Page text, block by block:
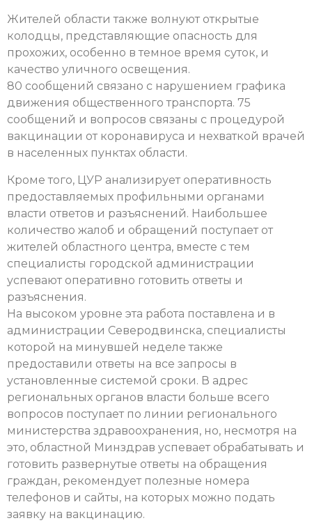
Жителей области также волнуют открытые
колодцы, представляющие опасность для
прохожих, особенно в темное время суток, и
качество уличного освещения.
80 сообщений связано с нарушением графика
движения общественного транспорта. 75
сообщений и вопросов связаны с процедурой
вакцинации от коронавируса и нехваткой врачей
в населенных пунктах области.
Кроме того, ЦУР анализирует оперативность
предоставляемых профильными органами
власти ответов и разъяснений. Наибольшее
количество жалоб и обращений поступает от
жителей областного центра, вместе с тем
специалисты городской администрации
успевают оперативно готовить ответы и
разъяснения.
На высоком уровне эта работа поставлена и в
администрации Северодвинска, специалисты
которой на минувшей неделе также
предоставили ответы на все запросы в
установленные системой сроки. В адрес
региональных органов власти больше всего
вопросов поступает по линии регионального
министерства здравоохранения, но, несмотря на
это, областной Минздрав успевает обрабатывать и
готовить развернутые ответы на обращения
граждан, рекомендует полезные номера
телефонов и сайты, на которых можно подать
заявку на вакцинацию.